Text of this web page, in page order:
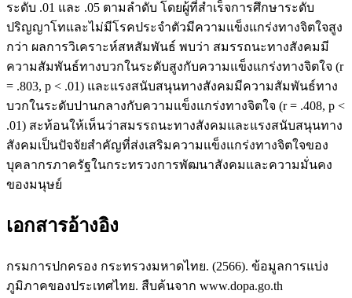
ระดับ .01 และ .05 ตามลำดับ โดยผู้ที่สำเร็จการศึกษาระดับ
ปริญญาโทและไม่มีโรคประจำตัวมีความแข็งแกร่งทางจิตใจสูง
กว่า ผลการวิเคราะห์สหสัมพันธ์ พบว่า สมรรถนะทางสังคมมี
ความสัมพันธ์ทางบวกในระดับสูงกับความแข็งแกร่งทางจิตใจ (r
= .803, p < .01) และแรงสนับสนุนทางสังคมมีความสัมพันธ์ทาง
บวกในระดับปานกลางกับความแข็งแกร่งทางจิตใจ (r = .408, p <
.01) สะท้อนให้เห็นว่าสมรรถนะทางสังคมและแรงสนับสนุนทาง
สังคมเป็นปัจจัยสำคัญที่ส่งเสริมความแข็งแกร่งทางจิตใจของ
บุคลากรภาครัฐในกระทรวงการพัฒนาสังคมและความมั่นคง
ของมนุษย์
เอกสารอ้างอิง
กรมการปกครอง กระทรวงมหาดไทย. (2566). ข้อมูลการแบ่ง
ภูมิภาคของประเทศไทย. สืบค้นจาก www.dopa.go.th